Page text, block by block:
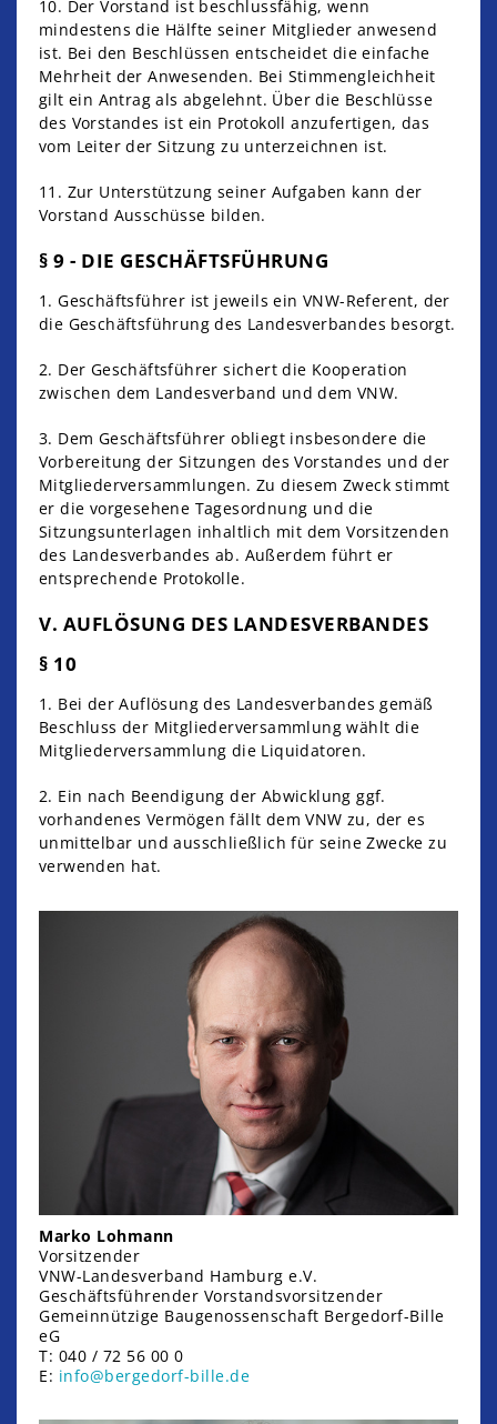
10. Der Vorstand ist beschlussfähig, wenn
mindestens die Hälfte seiner Mitglieder anwesend
ist. Bei den Beschlüssen entscheidet die einfache
Mehrheit der Anwesenden. Bei Stimmengleichheit
gilt ein Antrag als abgelehnt. Über die Beschlüsse
des Vorstandes ist ein Protokoll anzufertigen, das
vom Leiter der Sitzung zu unterzeichnen ist.
11. Zur Unterstützung seiner Aufgaben kann der
Vorstand Ausschüsse bilden.
§ 9 - DIE GESCHÄFTSFÜHRUNG
1. Geschäftsführer ist jeweils ein VNW-Referent, der
die Geschäftsführung des Landesverbandes besorgt.
2. Der Geschäftsführer sichert die Kooperation
zwischen dem Landesverband und dem VNW.
3. Dem Geschäftsführer obliegt insbesondere die
Vorbereitung der Sitzungen des Vorstandes und der
Mitgliederversammlungen. Zu diesem Zweck stimmt
er die vorgesehene Tagesordnung und die
Sitzungsunterlagen inhaltlich mit dem Vorsitzenden
des Landesverbandes ab. Außerdem führt er
entsprechende Protokolle.
V. AUFLÖSUNG DES LANDESVERBANDES
§ 10
1. Bei der Auflösung des Landesverbandes gemäß
Beschluss der Mitgliederversammlung wählt die
Mitgliederversammlung die Liquidatoren.
2. Ein nach Beendigung der Abwicklung ggf.
vorhandenes Vermögen fällt dem VNW zu, der es
unmittelbar und ausschließlich für seine Zwecke zu
verwenden hat.
Marko Lohmann
Vorsitzender
VNW-Landesverband Hamburg e.V.
Geschäftsführender Vorstandsvorsitzender
Gemein­nützige Bau­genossen­schaft Bergedorf-Bille
eG
T: 040 / 72 56 00 0
E: info@bergedorf-bille.de